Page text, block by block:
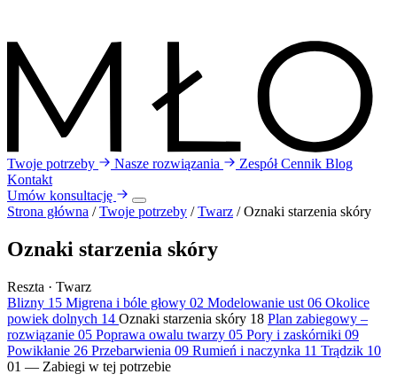
Twoje potrzeby Nasze rozwiązania ZespółCennik Blog
Kontakt
Umów konsultację
Strona główna / Twoje potrzeby / Twarz / Oznaki starzenia skóry
Oznaki starzenia skóry
Reszta · Twarz
Blizny 15 Migrena i bóle głowy 02 Modelowanie ust 06 Okolice
powiek dolnych 14 Oznaki starzenia skóry 18 Plan zabiegowy –
rozwiązanie 05 Poprawa owalu twarzy 05 Pory i zaskórniki 09
Powikłanie 26 Przebarwienia 09 Rumień i naczynka 11 Trądzik 10
01 — Zabiegi w tej potrzebie